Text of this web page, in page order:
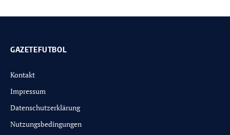
GAZETEFUTBOL
Kontakt
Impressum
Datenschutzerklärung
Nutzungsbedingungen